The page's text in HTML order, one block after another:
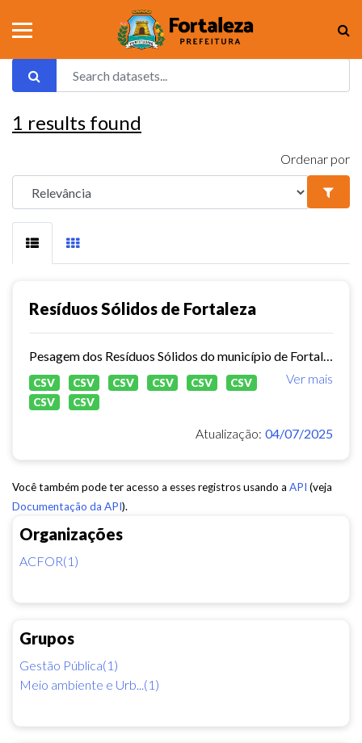
Organizações
ACFOR(1)
Grupos
Gestão Pública(1)
Meio ambiente e Urb...(1)
1 results found
Ordenar por
Resíduos Sólidos de Fortaleza
Ver mais
CSV CSV CSV CSV CSV
CSV
CSV
CSV
Atualização: 04/07/2025
Você também pode ter acesso a esses registros usando a API (veja
Documentação da API).